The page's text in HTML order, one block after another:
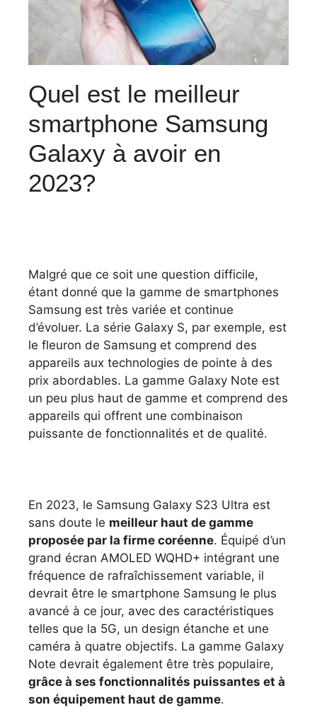
Quel est le meilleur
smartphone Samsung
Galaxy à avoir en
2023?
Malgré que ce soit une question difficile,
étant donné que la gamme de smartphones
Samsung est très variée et continue
d’évoluer. La série Galaxy S, par exemple, est
le fleuron de Samsung et comprend des
appareils aux technologies de pointe à des
prix abordables. La gamme Galaxy Note est
un peu plus haut de gamme et comprend des
appareils qui offrent une combinaison
puissante de fonctionnalités et de qualité.
En 2023, le Samsung Galaxy S23 Ultra est
sans doute le meilleur haut de gamme
proposée par la firme coréenne. Équipé d’un
grand écran AMOLED WQHD+ intégrant une
fréquence de rafraîchissement variable, il
devrait être le smartphone Samsung le plus
avancé à ce jour, avec des caractéristiques
telles que la 5G, un design étanche et une
caméra à quatre objectifs. La gamme Galaxy
Note devrait également être très populaire,
grâce à ses fonctionnalités puissantes et à
son équipement haut de gamme.